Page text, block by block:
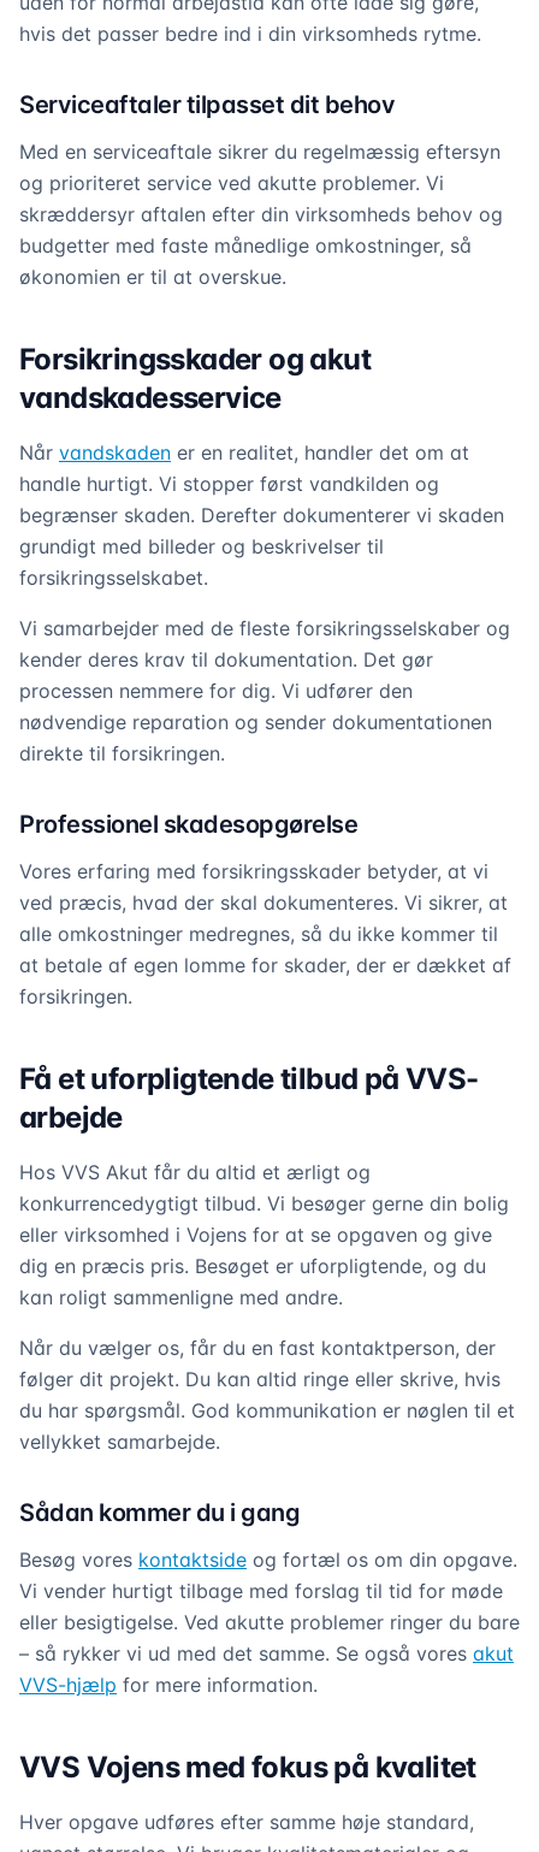
hvis det passer bedre ind i din virksomheds rytme.
Serviceaftaler tilpasset dit behov
Med en serviceaftale sikrer du regelmæssig eftersyn
og prioriteret service ved akutte problemer. Vi
skræddersyr aftalen efter din virksomheds behov og
budgetter med faste månedlige omkostninger, så
økonomien er til at overskue.
Forsikringsskader og akut
vandskadesservice
Når vandskaden er en realitet, handler det om at
handle hurtigt. Vi stopper først vandkilden og
begrænser skaden. Derefter dokumenterer vi skaden
grundigt med billeder og beskrivelser til
forsikringsselskabet.
Vi samarbejder med de fleste forsikringsselskaber og
kender deres krav til dokumentation. Det gør
processen nemmere for dig. Vi udfører den
nødvendige reparation og sender dokumentationen
direkte til forsikringen.
Professionel skadesopgørelse
Vores erfaring med forsikringsskader betyder, at vi
ved præcis, hvad der skal dokumenteres. Vi sikrer, at
alle omkostninger medregnes, så du ikke kommer til
at betale af egen lomme for skader, der er dækket af
forsikringen.
Få et uforpligtende tilbud på VVS-
arbejde
Hos VVS Akut får du altid et ærligt og
konkurrencedygtigt tilbud. Vi besøger gerne din bolig
eller virksomhed i Vojens for at se opgaven og give
dig en præcis pris. Besøget er uforpligtende, og du
kan roligt sammenligne med andre.
Når du vælger os, får du en fast kontaktperson, der
følger dit projekt. Du kan altid ringe eller skrive, hvis
du har spørgsmål. God kommunikation er nøglen til et
vellykket samarbejde.
Sådan kommer du i gang
Besøg vores kontaktside og fortæl os om din opgave.
Vi vender hurtigt tilbage med forslag til tid for møde
eller besigtigelse. Ved akutte problemer ringer du bare
– så rykker vi ud med det samme. Se også vores akut
VVS-hjælp for mere information.
VVS Vojens med fokus på kvalitet
Hver opgave udføres efter samme høje standard,